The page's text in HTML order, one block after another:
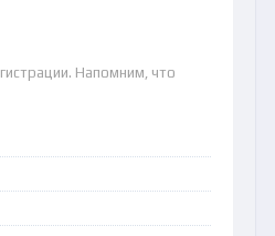
Напомним, что